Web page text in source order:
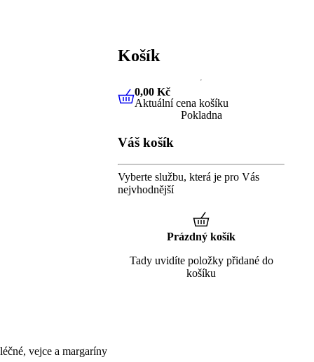
vejce a margaríny
Košík
0,00 KčAktuální cena košíku
0,00 Kč
Aktuální cena košíku
Pokladna
Váš košík
Vyberte službu, která je pro Vás
nejvhodnější
Prázdný košík
Tady uvidíte položky přidané do
košíku